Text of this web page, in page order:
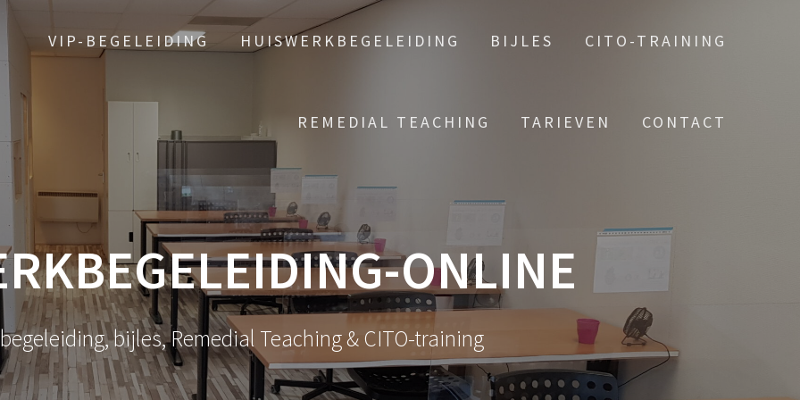
VIP-BEGELEIDING HUISWERKBEGELEIDING BIJLES CITO-TRAINING
REMEDIAL TEACHING TARIEVEN CONTACT
ONLINE
bijles, Remedial Teaching & CITO-training